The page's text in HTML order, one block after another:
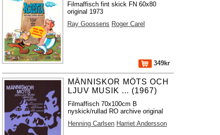
Filmaffisch fint skick FN 60x80
original 1973
Ray Goossens Roger Carel
349kr
MÄNNISKOR MÖTS OCH
LJUV MUSIK ... (1967)
Filmaffisch 70x100cm B
nyskick/rullad RO archive original
Henning Carlsen Harriet Andersson